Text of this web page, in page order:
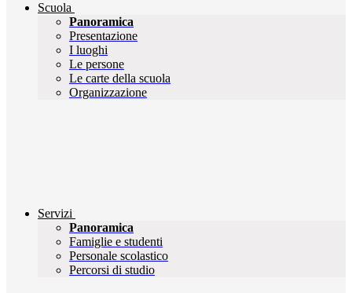
Scuola
Panoramica
Presentazione
I luoghi
Le persone
Le carte della scuola
Organizzazione
Servizi
Panoramica
Famiglie e studenti
Personale scolastico
Percorsi di studio